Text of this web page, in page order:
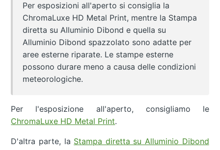
Per esposizioni all'aperto si consiglia la
ChromaLuxe HD Metal Print, mentre la Stampa
diretta su Alluminio Dibond e quella su
Alluminio Dibond spazzolato sono adatte per
aree esterne riparate. Le stampe esterne
possono durare meno a causa delle condizioni
meteorologiche.
Per l'esposizione all'aperto, consigliamo le
ChromaLuxe HD Metal Print.
D'altra parte, la Stampa diretta su Alluminio Dibond